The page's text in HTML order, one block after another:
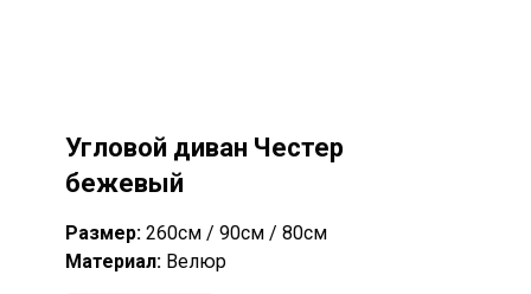
Угловой диван Честер
бежевый
Размер: 260см / 90см / 80см
Материал: Велюр